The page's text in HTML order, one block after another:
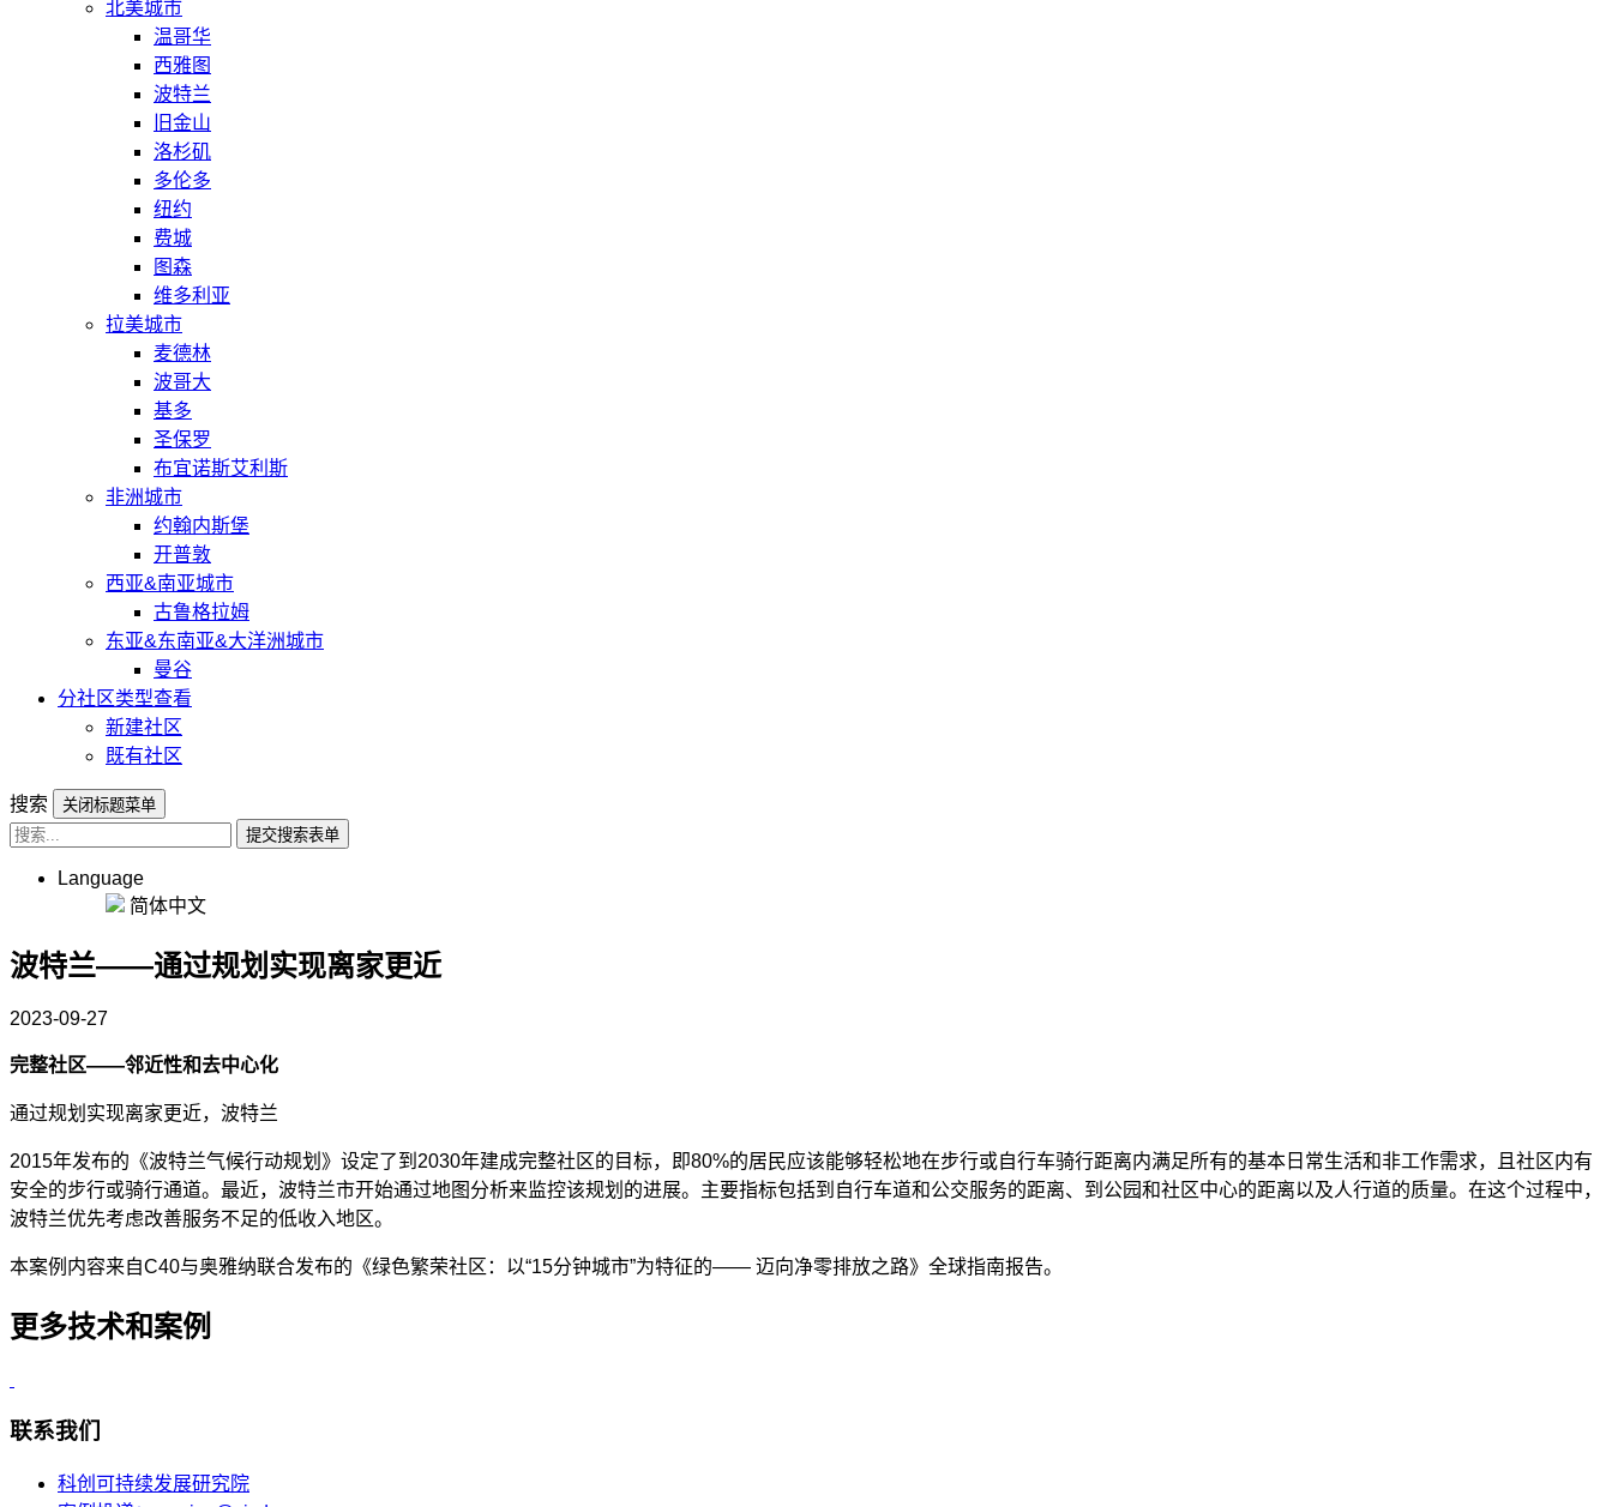
北美城市
温哥华
西雅图
波特兰
旧金山
洛杉矶
多伦多
纽约
费城
图森
维多利亚
拉美城市
麦德林
波哥大
基多
圣保罗
布宜诺斯艾利斯
非洲城市
约翰内斯堡
开普敦
西亚&南亚城市
古鲁格拉姆
东亚&东南亚&大洋洲城市
曼谷
分社区类型查看
新建社区
既有社区
搜索
关闭标题菜单
提交搜索表单
Language
简体中文
波特兰——通过规划实现离家更近
2023-09-27
完整社区——邻近性和去中心化
通过规划实现离家更近，波特兰
2015年发布的《波特兰气候行动规划》设定了到2030年建成完整社区的目标，即80%的居民应该能够轻松地在步行或自行车骑行距离内满足所有的基本日常生活和非工作需求，且社区内有
安全的步行或骑行通道。最近，波特兰市开始通过地图分析来监控该规划的进展。主要指标包括到自行车道和公交服务的距离、到公园和社区中心的距离以及人行道的质量。在这个过程中，
波特兰优先考虑改善服务不足的低收入地区。
本案例内容来自C40与奥雅纳联合发布的《绿色繁荣社区：以“15分钟城市”为特征的—— 迈向净零排放之路》全球指南报告。
更多技术和案例
联系我们
科创可持续发展研究院